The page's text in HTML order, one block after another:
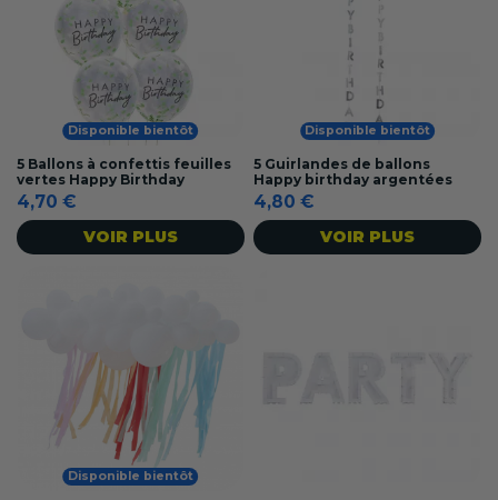
Disponible bientôt
5 Ballons à confettis feuilles
vertes Happy Birthday
4,70 €
VOIR PLUS
Disponible bientôt
5 Guirlandes de ballons
Happy birthday argentées
4,80 €
VOIR PLUS
Disponible bientôt